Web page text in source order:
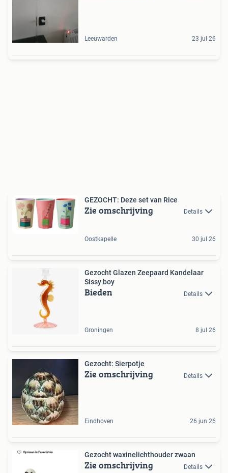
Leeuwarden 23 jul 26
GEZOCHT: Deze set van Rice
Zie omschrijving Details
Oostkapelle 30 jul 26
Gezocht Glazen Zeepaard Kandelaar
Sissy boy
Bieden Details
Groningen 8 jul 26
Gezocht: Sierpotje
Zie omschrijving Details
Eindhoven 26 jun 26
Gezocht waxinelichthouder zwaan
Zie omschrijving Details